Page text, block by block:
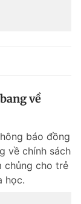
về
báo đồng
về chính sách
chủng cho trẻ
học.